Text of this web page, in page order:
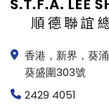
香港，新界，葵涌
葵盛圍303號
2429 4051